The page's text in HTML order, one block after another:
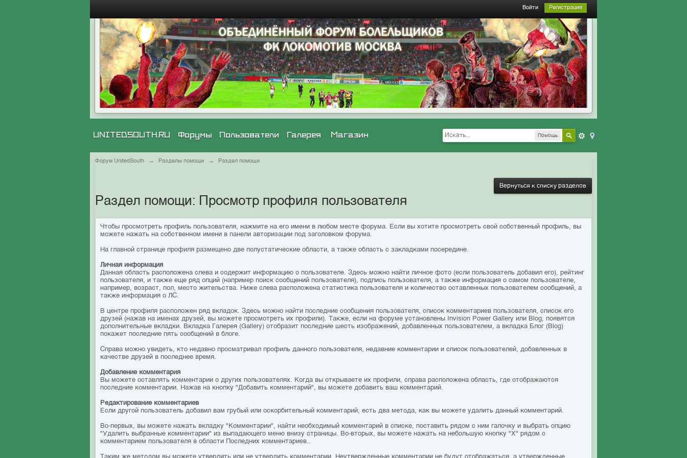
Войти Регистрация
Помощь
UNITEDSOUTH.RU Галерея Магазин
Форумы Пользователи
Форум UnitedSouth → Разделы помощи → Раздел помощи
Вернуться к списку разделов
Раздел помощи: Просмотр профиля пользователя
Чтобы просмотреть профиль пользователя, нажмите на его имени в любом месте форума. Если вы хотите просмотреть свой собственный профиль, вы
можете нажать на собственном имени в панели авторизации под заголовком форума.
На главной странице профиля размещено две полустатические области, а также область с закладками посередине.
Личная информация
Данная область расположена слева и содержит информацию о пользователе. Здесь можно найти личное фото (если пользователь добавил его), рейтинг
пользователя, и также еще ряд опций (например поиск сообщений пользователя), подпись пользователя, а также информация о самом пользователе,
например, возраст, пол, место жительства. Ниже слева расположена статистика пользователя и количество оставленных пользователем сообщений, а
также информация о ЛС.
В центре профиля расположен ряд вкладок. Здесь можно найти последние сообщения пользователя, список комментариев пользователя, список его
друзей (нажав на именах друзей, вы можете просмотреть их профили). Также, если на форуме установлены Invision Power Gallery или Blog, появятся
дополнительные вкладки. Вкладка Галерея (Gallery) отобразит последние шесть изображений, добавленных пользователем, а вкладка Блог (Blog)
покажет последние пять сообщений в блоге.
Справа можно увидеть, кто недавно просматривал профиль данного пользователя, недавние комментарии и список пользователей, добавленных в
качестве друзей в последнее время.
Добавление комментария
Вы можете оставлять комментарии о других пользователях. Когда вы открываете их профили, справа расположена область, где отображаются
последние комментарии. Нажав на кнопку "Добавить комментарий", вы можете добавить ваш комментарий.
Редактирование комментариев
Если другой пользователь добавил вам грубый или оскорбительный комментарий, есть два метода, как вы можете удалить данный комментарий.
Во-первых, вы можете нажать вкладку "Комментарии", найти необходимый комментарий в списке, поставить рядом с ним галочку и выбрать опцию
"Удалить выбранные комментарии" из выпадающего меню внизу страницы. Во-вторых, вы можете нажать на небольшую кнопку "Х" рядом с
комментарием пользователя в области Последних комментариев..